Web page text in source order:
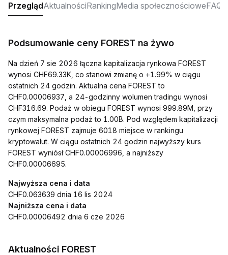
PrzeglądAktualnościRankingMedia społecznościoweFAQ
Podsumowanie ceny FOREST na żywo
Na dzień 7 sie 2026 łączna kapitalizacja rynkowa FOREST
wynosi CHF69.33K, co stanowi zmianę o +1.99% w ciągu
ostatnich 24 godzin. Aktualna cena FOREST to
CHF0.00006937, a 24-godzinny wolumen tradingu wynosi
CHF316.69. Podaż w obiegu FOREST wynosi 999.89M, przy
czym maksymalna podaż to 1.00B. Pod względem kapitalizacji
rynkowej FOREST zajmuje 6018 miejsce w rankingu
kryptowalut. W ciągu ostatnich 24 godzin najwyższy kurs
FOREST wyniósł CHF0.00006996, a najniższy
CHF0.00006695.
Najwyższa cena i data
CHF0.063639 dnia 16 lis 2024
Najniższa cena i data
CHF0.00006492 dnia 6 cze 2026
Aktualności FOREST